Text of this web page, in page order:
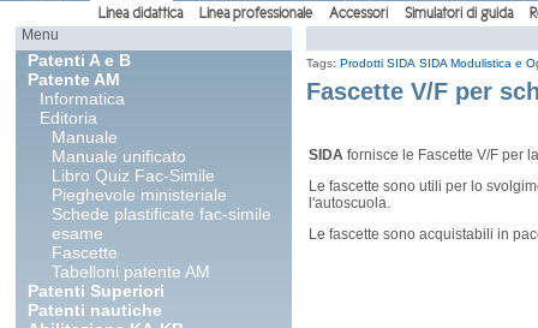
Linea didattica Linea professionale Accessori Simulatori di guida
Menu
Patenti A e B
Patente AM
Informatica
Editoria
Manuale
Manuale unificato
Libro Quiz Fac-Simile
Pieghevole ministeriale
Schede plastificate fac-simile
esame
Fascette
Tabelloni patente AM
Patenti Superiori
Patenti nautiche
Tags: Prodotti SIDA SIDA Modulistica e
Fascette V/F per
SIDA fornisce le Fascette V/F per
Le fascette sono utili per lo
l'autoscuola.
Le fascette sono acquistabili in